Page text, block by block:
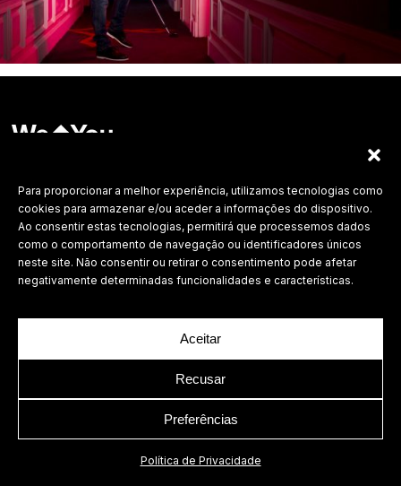
Para proporcionar a melhor experiência, utilizamos tecnologias como
cookies para armazenar e/ou aceder a informações do dispositivo.
Ao consentir estas tecnologias, permitirá que processemos dados
como o comportamento de navegação ou identificadores únicos
neste site. Não consentir ou retirar o consentimento pode afetar
negativamente determinadas funcionalidades e características.
Aceitar
Recusar
Preferências
Política de Privacidade
©2026 Todos os direitos reservados.
Política de Privacidade